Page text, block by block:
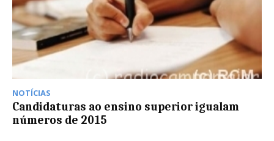
NOTÍCIAS
Candidaturas ao ensino superior igualam
números de 2015